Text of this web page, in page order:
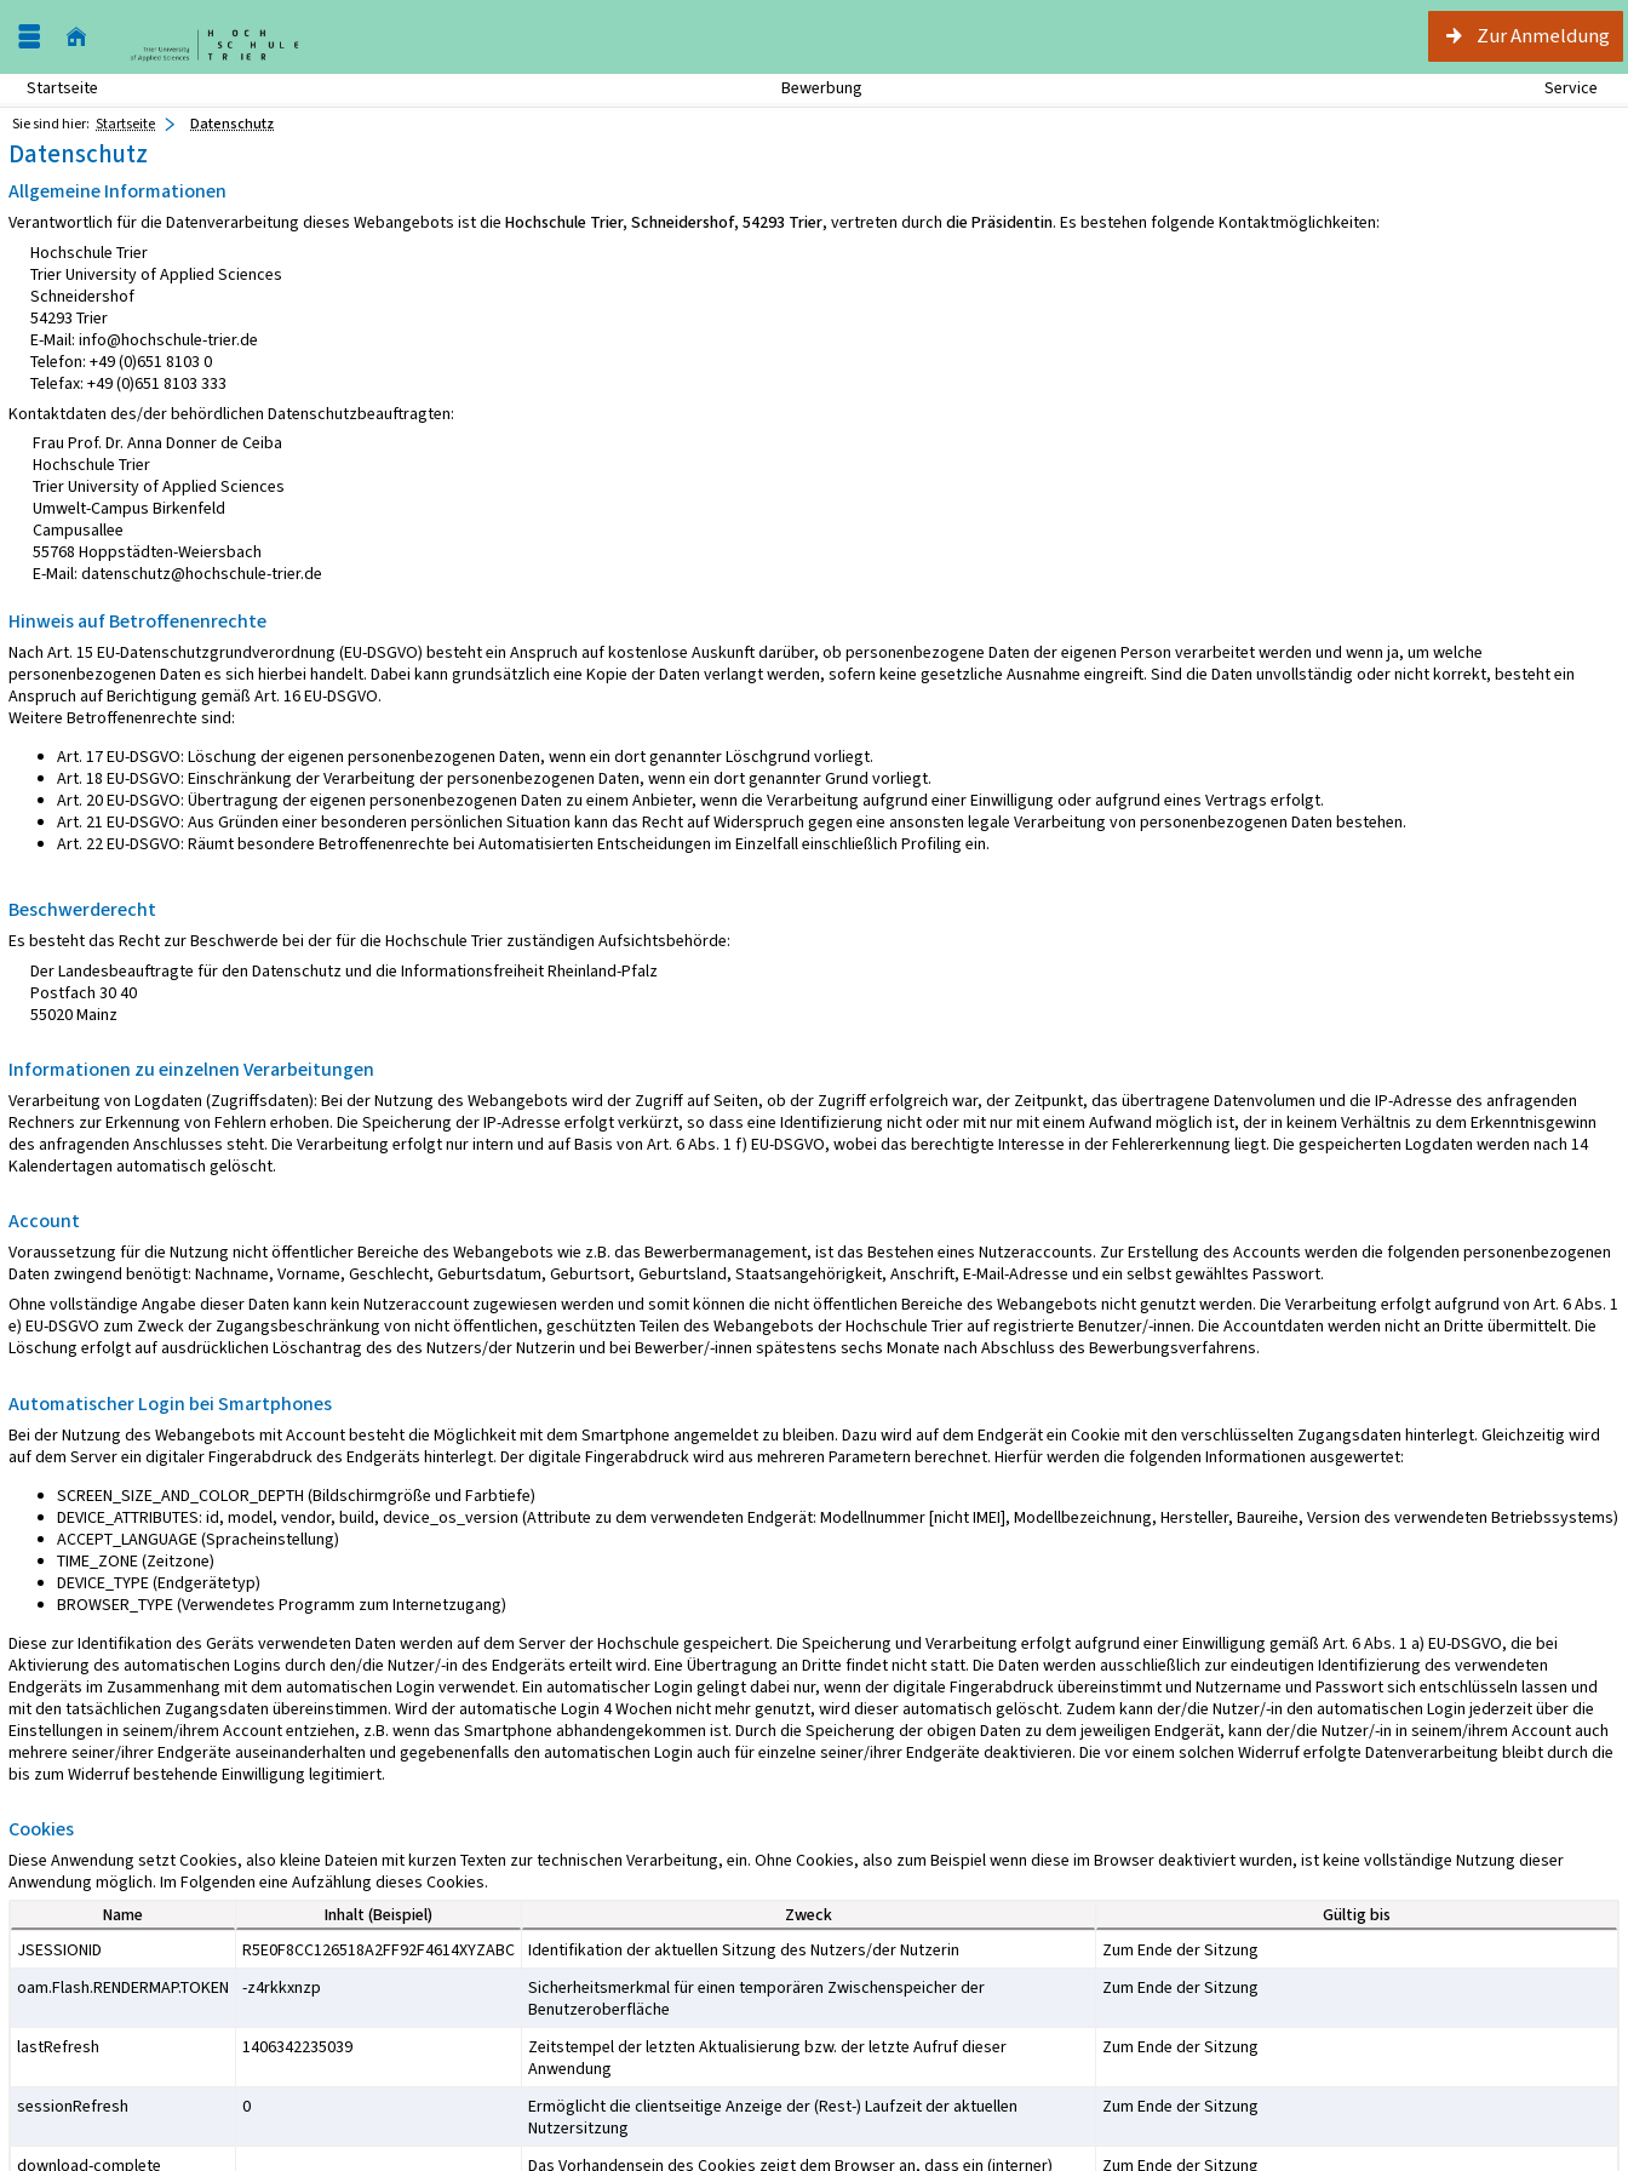
Zur Anmeldung
Startseite Bewerbung Service
Sie sind hier: Startseite Datenschutz
Datenschutz
Allgemeine Informationen
Verantwortlich für die Datenverarbeitung dieses Webangebots ist die Hochschule Trier, Schneidershof, 54293 Trier, vertreten durch die Präsidentin. Es bestehen folgende Kontaktmöglichkeiten:
Hochschule Trier
Trier University of Applied Sciences
Schneidershof
54293 Trier
E-Mail: info@hochschule-trier.de
Telefon: +49 (0)651 8103 0
Telefax: +49 (0)651 8103 333
Kontaktdaten des/der behördlichen Datenschutzbeauftragten:
Frau Prof. Dr. Anna Donner de Ceiba
Hochschule Trier
Trier University of Applied Sciences
Umwelt-Campus Birkenfeld
Campusallee
55768 Hoppstädten-Weiersbach
E-Mail: datenschutz@hochschule-trier.de
Hinweis auf Betroffenenrechte
Nach Art. 15 EU-Datenschutzgrundverordnung (EU-DSGVO) besteht ein Anspruch auf kostenlose Auskunft darüber, ob personenbezogene Daten der eigenen Person verarbeitet werden und wenn ja, um welche
personenbezogenen Daten es sich hierbei handelt. Dabei kann grundsätzlich eine Kopie der Daten verlangt werden, sofern keine gesetzliche Ausnahme eingreift. Sind die Daten unvollständig oder nicht korrekt, besteht ein
Anspruch auf Berichtigung gemäß Art. 16 EU-DSGVO.
Weitere Betroffenenrechte sind:
Art. 17 EU-DSGVO: Löschung der eigenen personenbezogenen Daten, wenn ein dort genannter Löschgrund vorliegt.
Art. 18 EU-DSGVO: Einschränkung der Verarbeitung der personenbezogenen Daten, wenn ein dort genannter Grund vorliegt.
Art. 20 EU-DSGVO: Übertragung der eigenen personenbezogenen Daten zu einem Anbieter, wenn die Verarbeitung aufgrund einer Einwilligung oder aufgrund eines Vertrags erfolgt.
Art. 21 EU-DSGVO: Aus Gründen einer besonderen persönlichen Situation kann das Recht auf Widerspruch gegen eine ansonsten legale Verarbeitung von personenbezogenen Daten bestehen.
Art. 22 EU-DSGVO: Räumt besondere Betroffenenrechte bei Automatisierten Entscheidungen im Einzelfall einschließlich Profiling ein.
Beschwerderecht
Es besteht das Recht zur Beschwerde bei der für die Hochschule Trier zuständigen Aufsichtsbehörde:
Der Landesbeauftragte für den Datenschutz und die Informationsfreiheit Rheinland-Pfalz
Postfach 30 40
55020 Mainz
Informationen zu einzelnen Verarbeitungen
Verarbeitung von Logdaten (Zugriffsdaten): Bei der Nutzung des Webangebots wird der Zugriff auf Seiten, ob der Zugriff erfolgreich war, der Zeitpunkt, das übertragene Datenvolumen und die IP-Adresse des anfragenden
Rechners zur Erkennung von Fehlern erhoben. Die Speicherung der IP-Adresse erfolgt verkürzt, so dass eine Identifizierung nicht oder mit nur mit einem Aufwand möglich ist, der in keinem Verhältnis zu dem Erkenntnisgewinn
des anfragenden Anschlusses steht. Die Verarbeitung erfolgt nur intern und auf Basis von Art. 6 Abs. 1 f) EU-DSGVO, wobei das berechtigte Interesse in der Fehlererkennung liegt. Die gespeicherten Logdaten werden nach 14
Kalendertagen automatisch gelöscht.
Account
Voraussetzung für die Nutzung nicht öffentlicher Bereiche des Webangebots wie z.B. das Bewerbermanagement, ist das Bestehen eines Nutzeraccounts. Zur Erstellung des Accounts werden die folgenden personenbezogenen
Daten zwingend benötigt: Nachname, Vorname, Geschlecht, Geburtsdatum, Geburtsort, Geburtsland, Staatsangehörigkeit, Anschrift, E-Mail-Adresse und ein selbst gewähltes Passwort.
Ohne vollständige Angabe dieser Daten kann kein Nutzeraccount zugewiesen werden und somit können die nicht öffentlichen Bereiche des Webangebots nicht genutzt werden. Die Verarbeitung erfolgt aufgrund von Art. 6 Abs. 1
e) EU-DSGVO zum Zweck der Zugangsbeschränkung von nicht öffentlichen, geschützten Teilen des Webangebots der Hochschule Trier auf registrierte Benutzer/-innen. Die Accountdaten werden nicht an Dritte übermittelt. Die
Löschung erfolgt auf ausdrücklichen Löschantrag des des Nutzers/der Nutzerin und bei Bewerber/-innen spätestens sechs Monate nach Abschluss des Bewerbungsverfahrens.
Automatischer Login bei Smartphones
Bei der Nutzung des Webangebots mit Account besteht die Möglichkeit mit dem Smartphone angemeldet zu bleiben. Dazu wird auf dem Endgerät ein Cookie mit den verschlüsselten Zugangsdaten hinterlegt. Gleichzeitig wird
auf dem Server ein digitaler Fingerabdruck des Endgeräts hinterlegt. Der digitale Fingerabdruck wird aus mehreren Parametern berechnet. Hierfür werden die folgenden Informationen ausgewertet:
SCREEN_SIZE_AND_COLOR_DEPTH (Bildschirmgröße und Farbtiefe)
DEVICE_ATTRIBUTES: id, model, vendor, build, device_os_version (Attribute zu dem verwendeten Endgerät: Modellnummer [nicht IMEI], Modellbezeichnung, Hersteller, Baureihe, Version des verwendeten Betriebssystems)
ACCEPT_LANGUAGE (Spracheinstellung)
TIME_ZONE (Zeitzone)
DEVICE_TYPE (Endgerätetyp)
BROWSER_TYPE (Verwendetes Programm zum Internetzugang)
Diese zur Identifikation des Geräts verwendeten Daten werden auf dem Server der Hochschule gespeichert. Die Speicherung und Verarbeitung erfolgt aufgrund einer Einwilligung gemäß Art. 6 Abs. 1 a) EU-DSGVO, die bei
Aktivierung des automatischen Logins durch den/die Nutzer/-in des Endgeräts erteilt wird. Eine Übertragung an Dritte findet nicht statt. Die Daten werden ausschließlich zur eindeutigen Identifizierung des verwendeten
Endgeräts im Zusammenhang mit dem automatischen Login verwendet. Ein automatischer Login gelingt dabei nur, wenn der digitale Fingerabdruck übereinstimmt und Nutzername und Passwort sich entschlüsseln lassen und
mit den tatsächlichen Zugangsdaten übereinstimmen. Wird der automatische Login 4 Wochen nicht mehr genutzt, wird dieser automatisch gelöscht. Zudem kann der/die Nutzer/-in den automatischen Login jederzeit über die
Einstellungen in seinem/ihrem Account entziehen, z.B. wenn das Smartphone abhandengekommen ist. Durch die Speicherung der obigen Daten zu dem jeweiligen Endgerät, kann der/die Nutzer/-in in seinem/ihrem Account auch
mehrere seiner/ihrer Endgeräte auseinanderhalten und gegebenenfalls den automatischen Login auch für einzelne seiner/ihrer Endgeräte deaktivieren. Die vor einem solchen Widerruf erfolgte Datenverarbeitung bleibt durch die
bis zum Widerruf bestehende Einwilligung legitimiert.
Cookies
Diese Anwendung setzt Cookies, also kleine Dateien mit kurzen Texten zur technischen Verarbeitung, ein. Ohne Cookies, also zum Beispiel wenn diese im Browser deaktiviert wurden, ist keine vollständige Nutzung dieser
Anwendung möglich. Im Folgenden eine Aufzählung dieses Cookies.
Name
Inhalt (Beispiel) Zweck
Gültig bis
JSESSIONID
R5E0F8CC126518A2FF92F4614XYZABC Identifikation der aktuellen Sitzung des Nutzers/der Nutzerin
Zum Ende der Sitzung
oam.Flash.RENDERMAP.TOKEN
-z4rkkxnzp
Sicherheitsmerkmal für einen temporären Zwischenspeicher der
Benutzeroberfläche
Zum Ende der Sitzung
lastRefresh 1406342235039
Zeitstempel der letzten Aktualisierung bzw. der letzte Aufruf dieser
Anwendung
Zum Ende der Sitzung
sessionRefresh 0
Ermöglicht die clientseitige Anzeige der (Rest-) Laufzeit der aktuellen
Nutzersitzung
Zum Ende der Sitzung
download-complete Das Vorhandensein des Cookies zeigt dem Browser an, dass ein (interner) Zum Ende der Sitzung